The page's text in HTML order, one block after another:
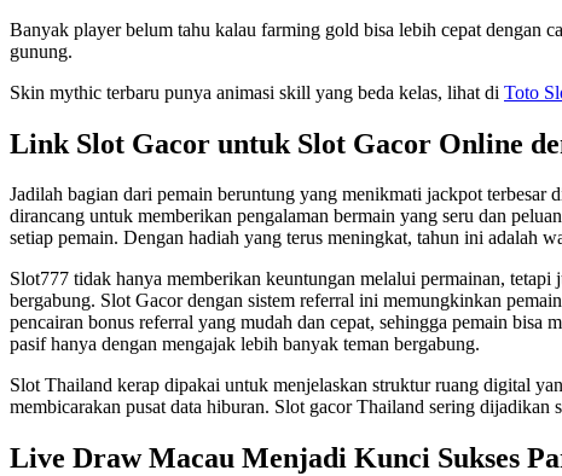
Banyak player belum tahu kalau farming gold bisa lebih cepat dengan
gunung.
Skin mythic terbaru punya animasi skill yang beda kelas, lihat di Toto
Link Slot Gacor untuk Slot Gacor Online
Jadilah bagian dari pemain beruntung yang menikmati jackpot terbesar
dirancang untuk memberikan pengalaman bermain yang seru dan
setiap pemain. Dengan hadiah yang terus meningkat, tahun ini adalah
Slot777 tidak hanya memberikan keuntungan melalui permainan,
bergabung. Slot Gacor dengan sistem referral ini memungkinkan
pencairan bonus referral yang mudah dan cepat, sehingga pemain bisa
pasif hanya dengan mengajak lebih banyak teman bergabung.
Slot Thailand kerap dipakai untuk menjelaskan struktur ruang digital
membicarakan pusat data hiburan. Slot gacor Thailand sering
Live Draw Macau Menjadi Kunci Sukses